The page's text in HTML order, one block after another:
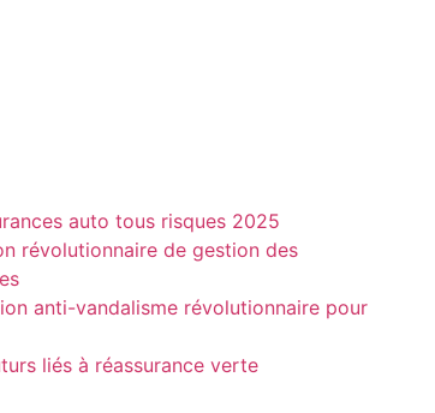
auto tous risques 2025
révolutionnaire de gestion des
anti-vandalisme révolutionnaire pour
liés à réassurance verte